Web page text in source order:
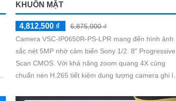
KHUÔN MẶT
4,812,500 ₫
6,875,000 ₫
Camera VSC-IP0650R-PS-LPR mang đến hình ảnh
sắc nét 5MP nhờ cảm biến Sony 1/2. 8" Progressive
Scan CMOS. Với khả năng zoom quang 4X cùng
chuẩn nén H.265 tiết kiệm dung lượng camera ghi lại